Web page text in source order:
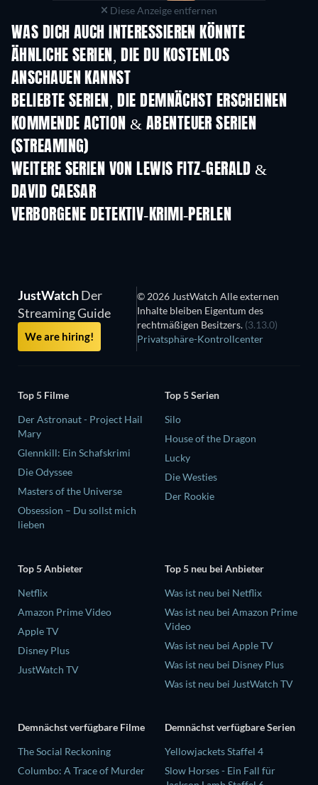
Diese Anzeige entfernen
WAS DICH AUCH INTERESSIEREN KÖNNTE
Serie Serie
ÄHNLICHE SERIEN, DIE DU KOSTENLOS
ANSCHAUEN KANNST
Serie
BELIEBTE SERIEN, DIE DEMNÄCHST ERSCHEINEN
Serie Serie
KOMMENDE ACTION & ABENTEUER SERIEN
(STREAMING)Staffel 4
WEITERE SERIEN VON LEWIS FITZ-GERALD &
DAVID CAESARSerie
VERBORGENE DETEKTIV-KRIMI-PERLEN
Serie Serie
JustWatchDer
Streaming Guide
We are hiring!
© 2026 JustWatch Alle externen
Inhalte bleiben Eigentum des
rechtmäßigen Besitzers. (3.13.0)
Privatsphäre-Kontrollcenter
Top 5 Filme
Der Astronaut - Project Hail
Mary
Glennkill: Ein Schafskrimi
Die Odyssee
Masters of the Universe
Obsession – Du sollst mich
lieben
Top 5 Serien
Silo
House of the Dragon
Lucky
Die Westies
Der Rookie
Top 5 Anbieter
Netflix
Amazon Prime Video
Apple TV
Disney Plus
JustWatch TV
Top 5 neu bei Anbieter
Was ist neu bei Netflix
Was ist neu bei Amazon Prime
Video
Was ist neu bei Apple TV
Was ist neu bei Disney Plus
Was ist neu bei JustWatch TV
Demnächst verfügbare Filme
The Social Reckoning
Columbo: A Trace of Murder
Demnächst verfügbare Serien
Yellowjackets Staffel 4
Slow Horses - Ein Fall für